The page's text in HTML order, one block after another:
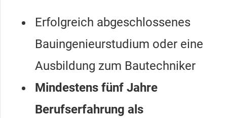
Erfolgreich abgeschlossenes
Bauingenieurstudium oder eine
Ausbildung zum Bautechniker
Mindestens fünf Jahre
Berufserfahrung als